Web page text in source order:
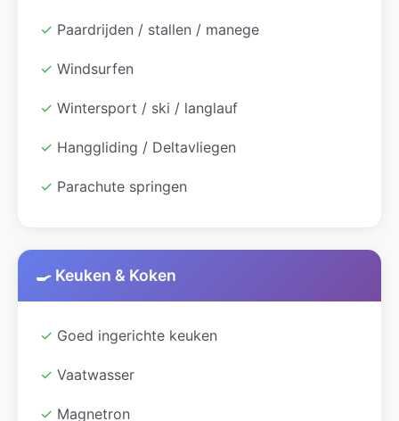
✓ Paardrijden / stallen / manege
✓ Windsurfen
✓ Wintersport / ski / langlauf
✓ Hanggliding / Deltavliegen
✓ Parachute springen
🍳 Keuken & Koken
✓ Goed ingerichte keuken
✓ Vaatwasser
✓ Magnetron